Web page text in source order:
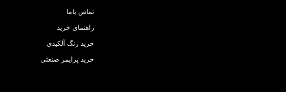
تماس باما
راهنمای خرید
خرید رنگ آلکیدی
خرید پرایمر صنعتی